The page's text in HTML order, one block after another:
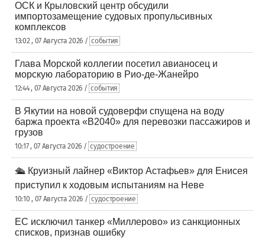
ОСК и Крыловский центр обсудили
импортозамещение судовых пропульсивных
комплексов
13:02 , 07 Августа 2026 / события
Глава Морской коллегии посетил авианосец и
морскую лабораторию в Рио-де-Жанейро
12:44 , 07 Августа 2026 / события
В Якутии на новой судоверфи спущена на воду
баржа проекта «В2040» для перевозки пассажиров и
грузов
10:17 , 07 Августа 2026 / судостроение
🛳️ Круизный лайнер «Виктор Астафьев» для Енисея
приступил к ходовым испытаниям на Неве
10:10 , 07 Августа 2026 / судостроение
ЕС исключил танкер «Миллерово» из санкционных
списков, признав ошибку